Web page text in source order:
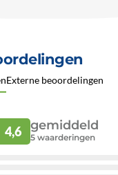
Externe beoordelingen
4,6 gemiddeld
5waarderingen